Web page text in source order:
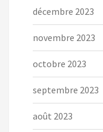
décembre 2023
novembre 2023
octobre 2023
septembre 2023
août 2023